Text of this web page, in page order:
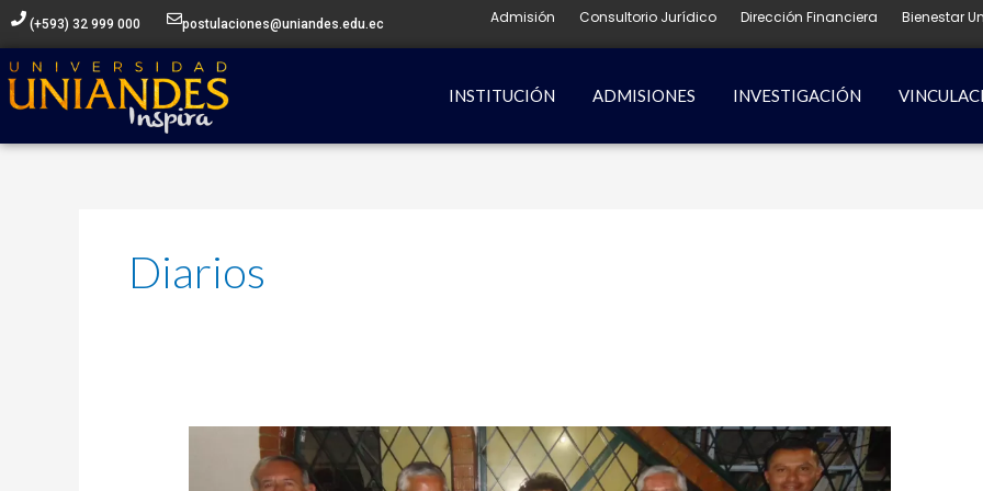
contenido
(+593) 32 999 000 postulaciones@uniandes.edu.ec Admisión Consultorio Jurídico Dirección Financiera Bienestar
INSTITUCIÓN ADMISIONES INVESTIGACIÓN
Diarios